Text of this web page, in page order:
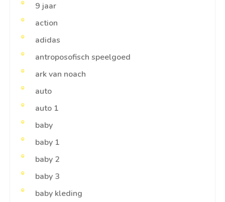
9 jaar
action
adidas
antroposofisch speelgoed
ark van noach
auto
auto 1
baby
baby 1
baby 2
baby 3
baby kleding